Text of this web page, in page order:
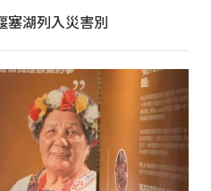
塞湖列入災害別